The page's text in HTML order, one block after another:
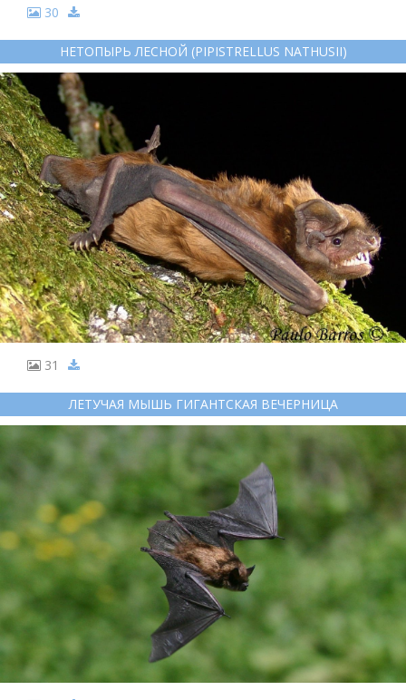
30
НЕТОПЫРЬ ЛЕСНОЙ (PIPISTRELLUS NATHUSII)
31
ЛЕТУЧАЯ МЫШЬ ГИГАНТСКАЯ ВЕЧЕРНИЦА